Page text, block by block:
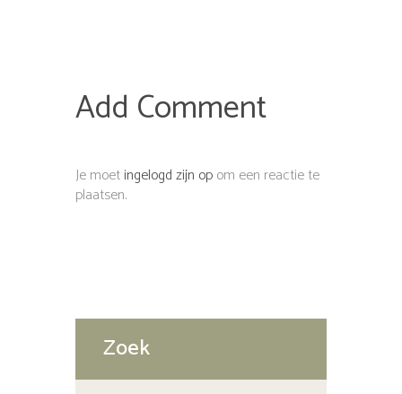
Add Comment
Je moetingelogd zijn opom een reactie te
plaatsen.
Zoek